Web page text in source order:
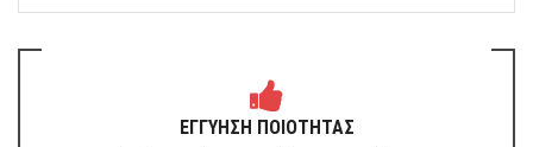
ΕΓΓΥΗΣΗ ΠΟΙΟΤΗΤΑΣ